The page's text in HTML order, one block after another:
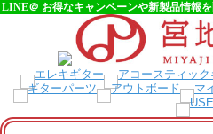
LINE＠ お得なキャンペーンや新製品情報